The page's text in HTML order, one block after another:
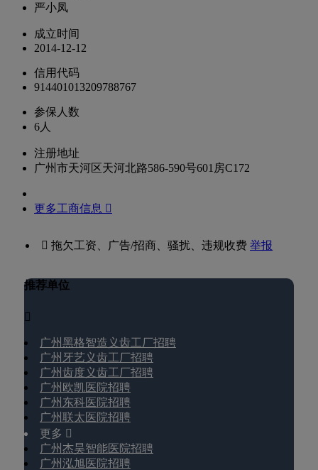
严小凤
成立时间
2014-12-12
信用代码
914401013209788767
参保人数
6人
注册地址
广州市天河区天河北路586-590号601房C172
更多工商信息 
 拖欠工资、广告/招商、骚扰、违规收费举报
推荐单位

广州黑格智造义齿工厂招聘
广州牙艺义齿工厂招聘
广州齿度义齿工厂招聘
广州欧凯医院招聘
广州东科医院招聘
广州联太医院招聘
更多 
广州杰昊智能医院招聘
广州泓旭医院招聘